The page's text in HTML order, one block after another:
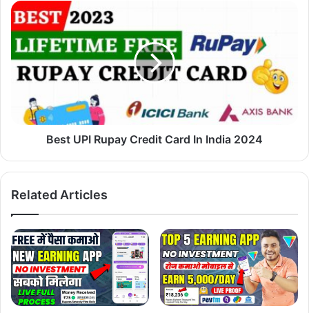
Best
UPI
Rupay
Credit
Card
In
2024
Best UPI Rupay Credit Card In India 2024
Related Articles